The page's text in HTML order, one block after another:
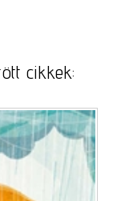
cikkek: